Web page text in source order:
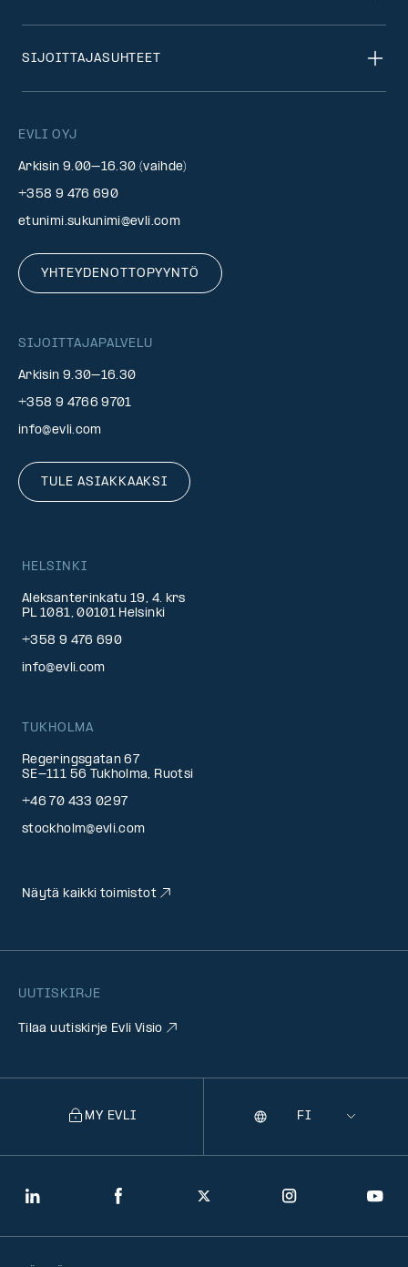
EVLI OYJ
Arkisin 9.00–16.30 (vaihde)
+358 9 476 690
etunimi.sukunimi@evli.com
YHTEYDENOTTOPYYNTÖ
SIJOITTAJAPALVELU
Arkisin 9.30–16.30
+358 9 4766 9701
info@evli.com
TULE ASIAKKAAKSI
SIJOITTAJASUHTEET
UUTISKIRJE
Tilaa uutiskirje Evli Visio
HELSINKI
Aleksanterinkatu 19, 4. krs
PL 1081, 00101 Helsinki
+358 9 476 690
info@evli.com
TUKHOLMA
Regeringsgatan 67
SE-111 56 Tukholma, Ruotsi
+46 70 433 0297
stockholm@evli.com
Näytä kaikki toimistot
LinkedIn Facebook Twitter Instagram
MY EVLI
Selecting
Kieli